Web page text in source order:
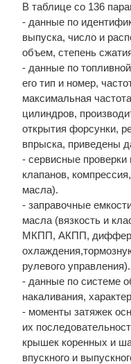
В таблице со 136
- данные по
выпуска, число и
объем, степень
- данные по
его тип и номер,
максимальная
цилиндров,
открытия форсунки,
впрыска, приведены
- сервисные проверки
клапанов,
масла).
- заправочные
масла (вязкость и
МКПП, АКПП,
рулевого управления).
- данные по системе
накаливания,
- моменты затяжек
их
крышек коренных и
впускного и